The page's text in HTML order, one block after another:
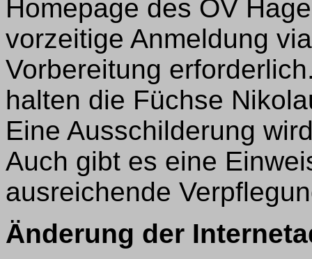
Homepage des OV
vorzeitige Anmeldung
Vorbereitung
halten die Füchse
Eine Ausschilderung
Auch gibt es eine
ausreichende
Änderung der